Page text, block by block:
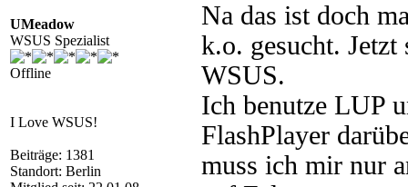
UMeadow
WSUS Spezialist
Offline
I Love WSUS!
Beiträge: 1381
Standort: Berlin
Na das ist doch
k.o. gesucht.
WSUS.
Ich benutze LUP
FlashPlayer
muss ich mir nur